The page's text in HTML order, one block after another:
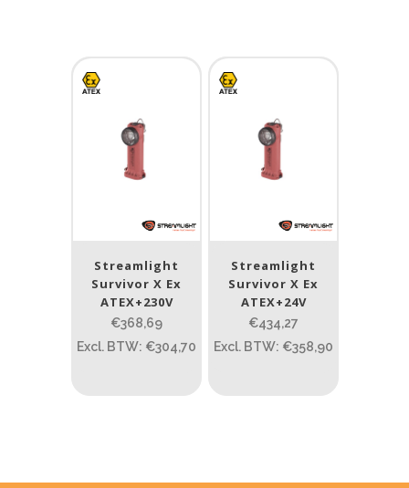
Streamlight
Survivor X Ex
ATEX+230V
€368,69
Excl. BTW: €304,70
Streamlight
Survivor X Ex
ATEX+24V
€434,27
Excl. BTW: €358,90